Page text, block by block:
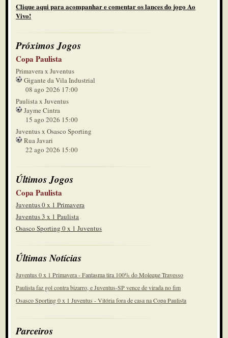
Clique aqui para acompanhar e comentar os lances do jogo Ao
Vivo!
Próximos Jogos
Copa Paulista
Primavera x Juventus
Gigante da Vila Industrial
08 ago 2026 17:00
Paulista x Juventus
Jayme Cintra
15 ago 2026 15:00
Juventus x Osasco Sporting
Rua Javari
22 ago 2026 15:00
Últimos Jogos
Copa Paulista
Juventus 0 x 1 Primavera
Juventus 3 x 1 Paulista
Osasco Sporting 0 x 1 Juventus
Últimas Notícias
Juventus 0 x 1 Primavera - Fantasma tira 100% do Moleque Travesso
Paulista faz gol contra bizarro, e Juventus-SP vence de virada no fim
Osasco Sporting 0 x 1 Juventus - Vitória fora de casa na Copa Paulista
Parceiros